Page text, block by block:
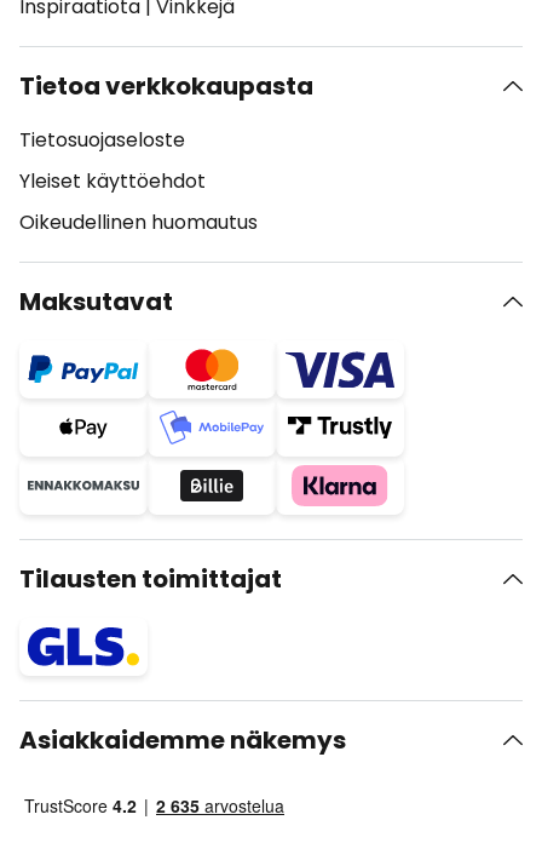
Inspiraatiota | Vinkkejä
Tietoa verkkokaupasta
Tietosuojaseloste
Yleiset käyttöehdot
Oikeudellinen huomautus
Maksutavat
Tilausten toimittajat
Asiakkaidemme näkemys